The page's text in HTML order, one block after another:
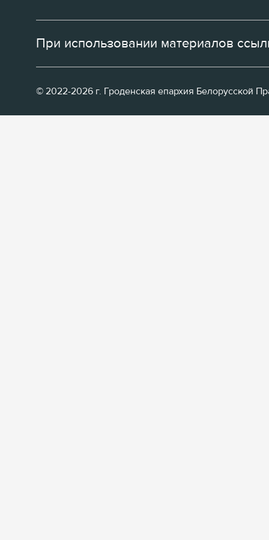
При использовании материалов
© 2022-2026 г. Гроденская епархия Белорусской